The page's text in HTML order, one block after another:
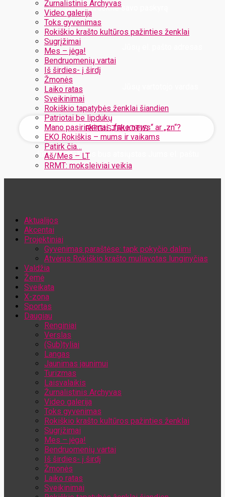
Žurnalistinis Archyvas
Video galerija
Toks gyvenimas
Rokiškio krašto kultūros pažinties ženklai
Sugrįžimai
Mes – jėga!
Bendruomenių vartai
Iš širdies- į širdį
Žmonės
Laiko ratas
Sveikinimai
Rokiškio tapatybės ženklai šiandien
Patriotai be lipdukų
Mano pasirinkimai: „fake news“ ar „zn“?
EKO Rokiškis – mums ir vaikams
Patirk čia…
Aš/Mes – LT
RRMT: moksleiviai veikia
Užregistruokite savo paskyrą
Jūsų slaptažodis bus atsiųstas Jums el. paštu
Aktualijos
Akcentai
Projektiniai
Gyvenimas paraštėse: tapk pokyčio dalimi
Atvėrus Rokiškio krašto muliavotas lunginyčias
Valdžia
Žemė
Sveikata
X-zona
Sportas
Daugiau
Renginiai
Verslas
(Sub)tyliai
Langas
Jaunimas jaunimui
Turizmas
Laisvalaikis
Žurnalistinis Archyvas
Video galerija
Toks gyvenimas
Rokiškio krašto kultūros pažinties ženklai
Sugrįžimai
Mes – jėga!
Bendruomenių vartai
Iš širdies- į širdį
Žmonės
Laiko ratas
Sveikinimai